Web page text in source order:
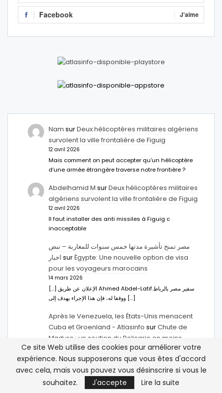
Facebook J'aime
Nam surDeux hélicoptères militaires algériens
survolent la ville frontalière de Figuig
12 avril 2026
Mais comment on peut accepter qu’un hélicoptère
d’une armée étrangère traverse notre frontière ?
Abdelhamid M surDeux hélicoptères militaires
algériens survolent la ville frontalière de Figuig
12 avril 2026
Il faut installer des anti missiles à Figuig c
inacceptable
مصر تمنح تأشيرة مدتها خمس سنوات للمغاربة – نبض
اخبار surÉgypte: Une nouvelle option de visa
pour les voyageurs marocains
14 mars 2026
[…] الإعلان عن طريق Ahmed Abdel-Latifسفير مصر بالرباط.
ووفقا له، فإن هذا الإجراء يهدف إلى […]
Après le Venezuela, les États-Unis menacent
Cuba et Groenland - Atlasinfo surChute de
Maduro : un soutien du Polisario en moins
4 janvier 2026
[…] Chute de Maduro : un soutien du Polisario en
moins […]
Hachim BennanisurLes États-Unis et le
Ce site Web utilise des cookies pour améliorer votre
expérience. Nous supposerons que vous êtes d'accord
avec cela, mais vous pouvez vous désinscrire si vous le
souhaitez.
J'accepte Lire la suite